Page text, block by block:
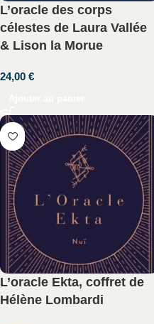
L’oracle des corps
célestes de Laura Vallée
& Lison la Morue
24,00 €
L’oracle Ekta, coffret de
Hélène Lombardi